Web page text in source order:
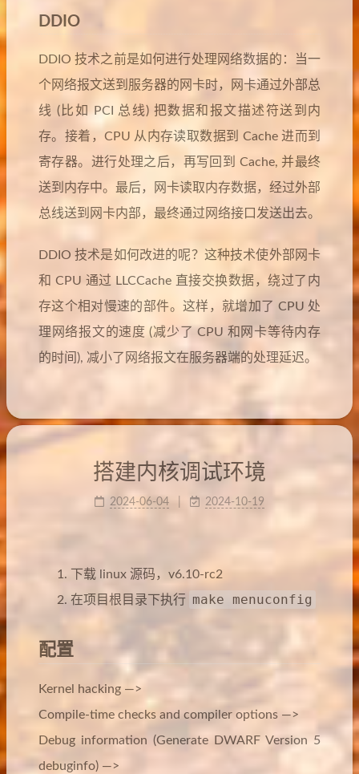
DDIO
DDIO 技术之前是如何进行处理网络数据的：当一
个网络报文送到服务器的网卡时，网卡通过外部总
线 (比如 PCI 总线) 把数据和报文描述符送到内
存。接着，CPU 从内存读取数据到 Cache 进而到
寄存器。进行处理之后，再写回到 Cache, 并最终
送到内存中。最后，网卡读取内存数据，经过外部
总线送到网卡内部，最终通过网络接口发送出去。
DDIO 技术是如何改进的呢？这种技术使外部网卡
和 CPU 通过 LLCCache 直接交换数据，绕过了内
存这个相对慢速的部件。这样，就增加了 CPU 处
理网络报文的速度 (减少了 CPU 和网卡等待内存
的时间), 减小了网络报文在服务器端的处理延迟。
搭建内核调试环境
2024-06-04 2024-10-19
下载 linux 源码，v6.10-rc2
在项目根目录下执行 make menuconfig
配置
Kernel hacking —>
Compile-time checks and compiler options —>
Debug information (Generate DWARF Version 5
debuginfo) —>